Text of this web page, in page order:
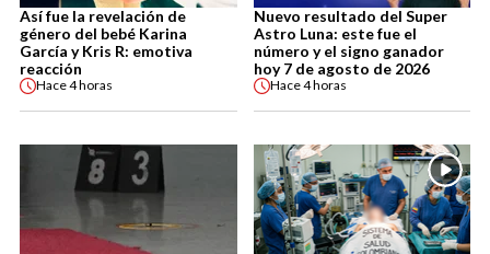
Así fue la revelación de
género del bebé Karina
García y Kris R: emotiva
reacción
Hace4 horas
Nuevo resultado del Super
Astro Luna: este fue el
número y el signo ganador
hoy 7 de agosto de 2026
Hace4 horas